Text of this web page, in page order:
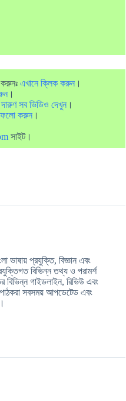
এখানে ক্লিক করুন ।
।
সব ভিডিও দেখুন ।
ফলো করুন ।
সাইট।
ভাষায় প্রযুক্তি, বিজ্ঞান এবং
বিভিন্ন তথ্য ও পরামর্শ
গাইডলাইন, রিভিউ এবং
পাঠকরা সবসময় আপডেটেড এবং